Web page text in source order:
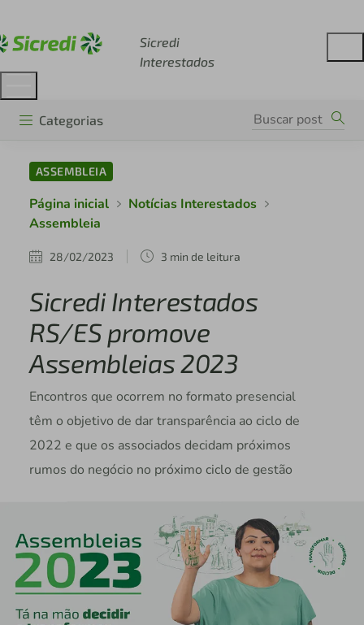
Sicredi
Interestados
Categorias
ASSEMBLEIA
Página inicial
Notícias Interestados
Assembleia
28/02/2023 3 min de leitura
Sicredi Interestados
RS/ES promove
Assembleias 2023
Encontros que ocorrem no formato presencial
têm o objetivo de dar transparência ao ciclo de
2022 e que os associados decidam próximos
rumos do negócio no próximo ciclo de gestão